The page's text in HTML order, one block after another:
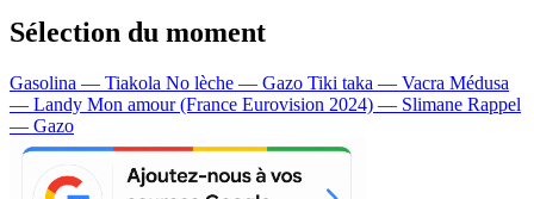
Sélection du moment
Gasolina — Tiakola No lèche — Gazo Tiki taka — Vacra Médusa
— Landy Mon amour (France Eurovision 2024) — Slimane Rappel
— Gazo